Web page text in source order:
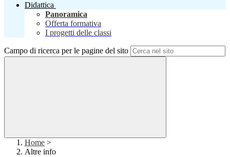
Didattica
Panoramica
Offerta formativa
I progetti delle classi
Campo di ricerca per le pagine del sito
Home >
Altre info